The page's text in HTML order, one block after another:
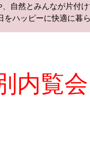
自然とみんなが片付
ハッピーに快適に暮
内覧会